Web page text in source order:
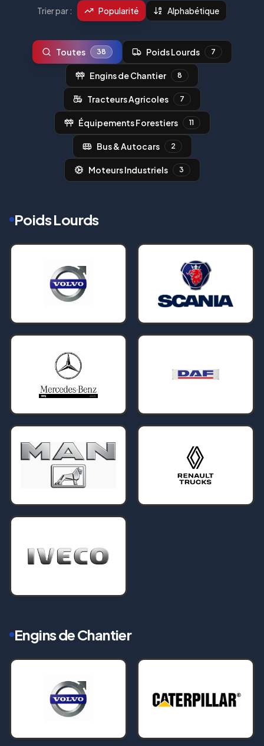
Trier par : Popularité Alphabétique
Toutes 38 Poids Lourds 7
Engins de Chantier 8
Tracteurs Agricoles 7
Équipements Forestiers 11
Bus & Autocars 2
Moteurs Industriels 3
Poids Lourds
Engins de Chantier